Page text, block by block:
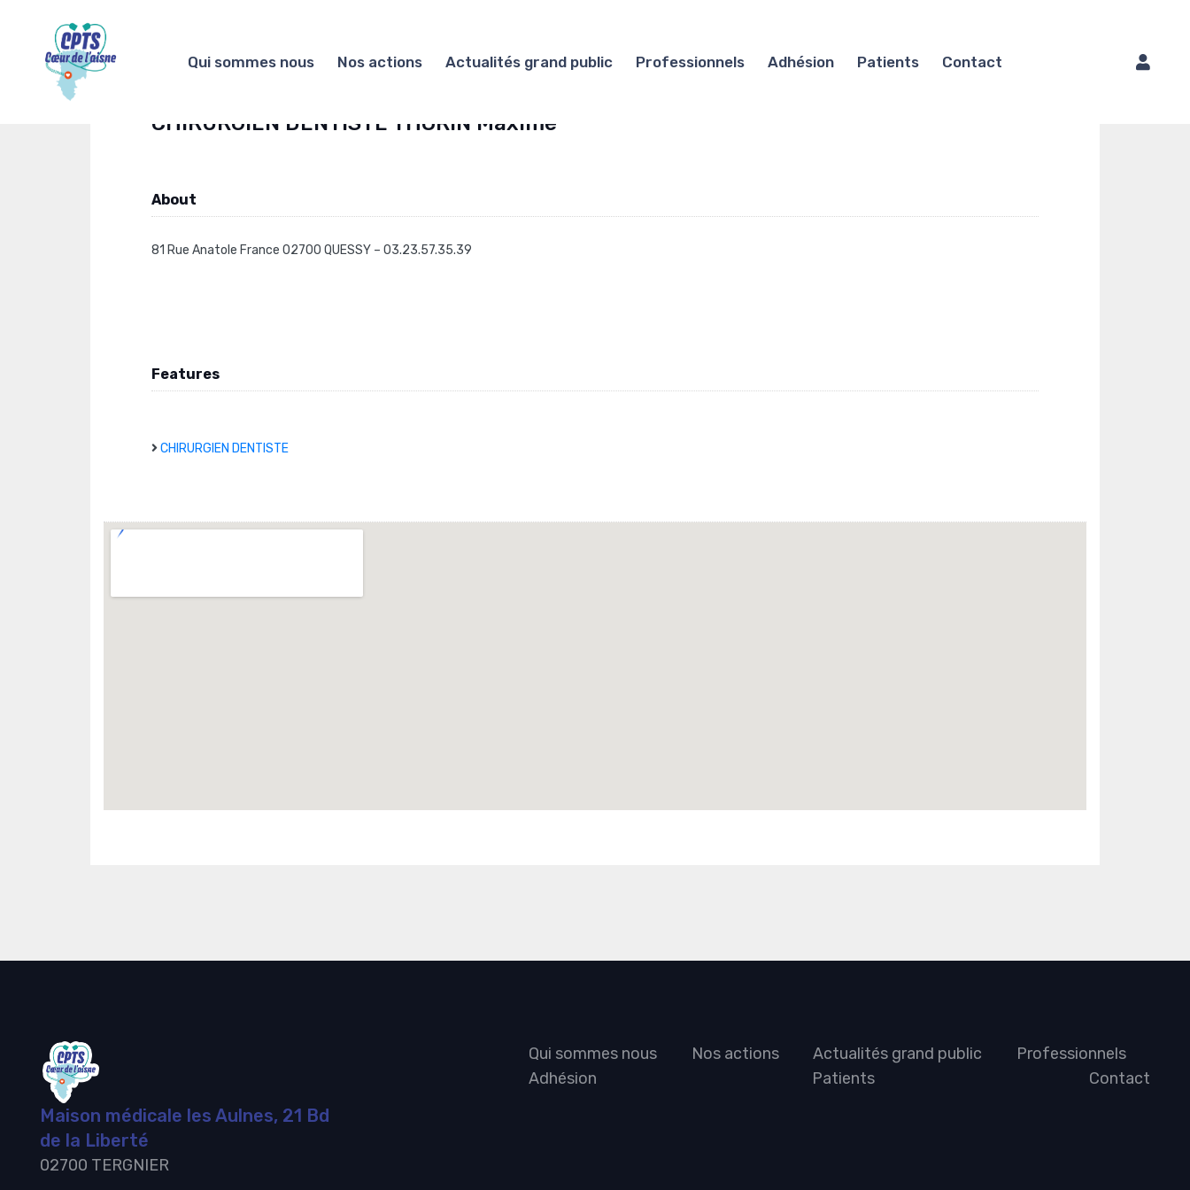
Qui sommes nous Nos actions Actualités grand public Professionnels Adhésion Patients Contact
CHIRURGIEN DENTISTE THORIN Maxime
About
81 Rue Anatole France 02700 QUESSY – 03.23.57.35.39
Features
CHIRURGIEN DENTISTE
Maison médicale les Aulnes, 21 Bd
de la Liberté
02700 TERGNIER
Qui sommes nous Nos actions Actualités grand public
Professionnels
Adhésion
Patients Contact